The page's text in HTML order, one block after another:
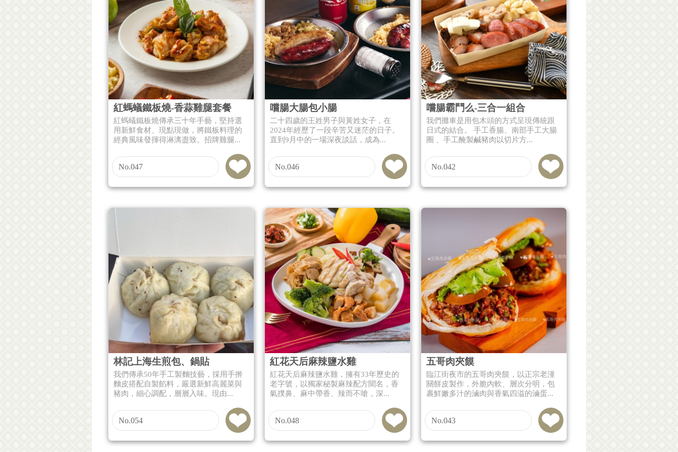
紅螞蟻鐵板燒-香蒜雞腿套餐
紅螞蟻鐵板燒傳承三十年手藝，堅持選
用新鮮食材、現點現做，將鐵板料理的
經典風味發揮得淋漓盡致。招牌雞腿...
No.047
嚐腸大腸包小腸
二十四歲的王姓男子與黃姓女子，在
2024年經歷了一段辛苦又迷茫的日子。
直到9月中的一場深夜談話，成為...
No.046
嚐腸霸鬥么-三合一組合
我們攤車是用包木頭的方式呈現傳統跟
日式的結合。 手工香腸、南部手工大腸
圈 、手工醃製鹹豬肉以切片方...
No.042
林記上海生煎包、鍋貼
我們傳承50年手工製麵技藝，採用手擀
麵皮搭配自製餡料，嚴選新鮮高麗菜與
豬肉，細心調配，層層入味。現由...
No.054
紅花天后麻辣鹽水雞
紅花天后麻辣鹽水雞，擁有33年歷史的
老字號，以獨家秘製麻辣配方聞名，香
氣撲鼻、麻中帶香、辣而不嗆，深...
No.048
五哥肉夾饃
臨江街夜市的五哥肉夾饃，以正宗老潼
關餅皮製作，外脆內軟、層次分明，包
裹鮮嫩多汁的滷肉與香氣四溢的滷蛋...
No.043